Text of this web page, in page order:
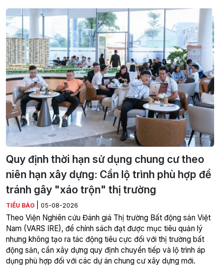
Quy định thời hạn sử dụng chung cư theo
niên hạn xây dựng: Cần lộ trình phù hợp để
tránh gây "xáo trộn" thị trường
TIỂU BẢO 05-08-2026
Theo Viện Nghiên cứu Đánh giá Thị trường Bất động sản Việt
Nam (VARS IRE), để chính sách đạt được mục tiêu quản lý
nhưng không tạo ra tác động tiêu cực đối với thị trường bất
động sản, cần xây dựng quy định chuyển tiếp và lộ trình áp
dụng phù hợp đối với các dự án chung cư xây dựng mới.